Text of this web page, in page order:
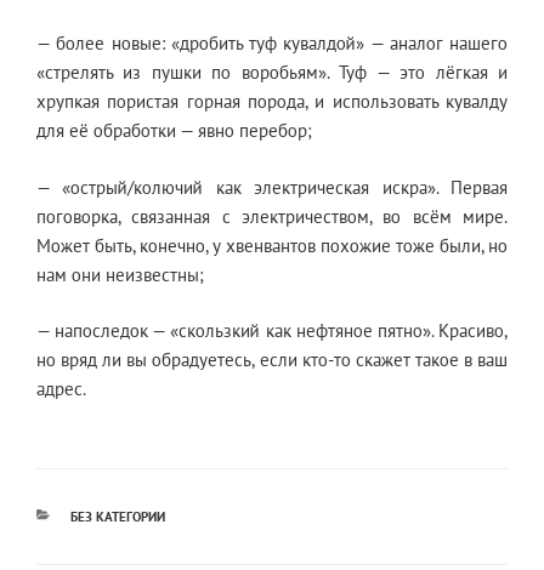
— более новые: «дробить туф кувалдой» — аналог нашего
«стрелять из пушки по воробьям». Туф — это лёгкая и
хрупкая пористая горная порода, и использовать кувалду
для её обработки — явно перебор;
— «острый/колючий как электрическая искра». Первая
поговорка, связанная с электричеством, во всём мире.
Может быть, конечно, у хвенвантов похожие тоже были, но
нам они неизвестны;
— напоследок — «скользкий как нефтяное пятно». Красиво,
но вряд ли вы обрадуетесь, если кто-то скажет такое в ваш
адрес.
РУБРИКИ
БЕЗ КАТЕГОРИИ